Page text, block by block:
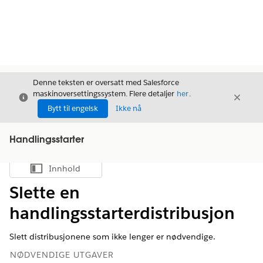
Avslutt
Denne teksten er oversatt med Salesforce
maskinoversettingssystem. Flere detaljer her.
Bytt til engelsk
Ikke nå
Avslutt
Handlingsstarter
Vis innholdsfortegnelse
Innhold
Slette en
handlingsstarterdistribusjon
Slett distribusjonene som ikke lenger er nødvendige.
NØDVENDIGE UTGAVER